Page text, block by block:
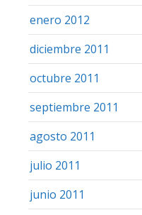
enero 2012
diciembre 2011
octubre 2011
septiembre 2011
agosto 2011
julio 2011
junio 2011